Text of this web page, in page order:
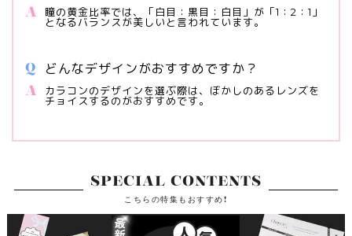
瞳の黄金比率では、「白目：黒目：白目」が「1：2：1」
となるバランスが美しいと言われています。
どんなデザインがおすすめですか？
カラコンのデザインを選ぶ際は、ぼかしのあるレンズを
チョイスするのがおすすめです。
SPECIAL CONTENTS
こちらの特集もおすすめ!